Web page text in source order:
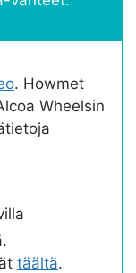
. Howmet
Wheelsin
täältä.